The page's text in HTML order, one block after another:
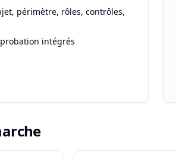
périmètre, rôles, contrôles,
intégrés